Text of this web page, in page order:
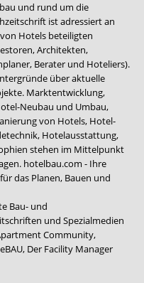
und rund um die
ist adressiert an
Hotels beteiligten
Architekten,
Berater und Hoteliers).
über aktuelle
Marktentwicklung,
Neubau und Umbau,
von Hotels, Hotel-
Hotelausstattung,
stehen im Mittelpunkt
hotelbau.com - Ihre
das Planen, Bauen und
Bau- und
und Spezialmedien
Community,
, Der Facility Manager